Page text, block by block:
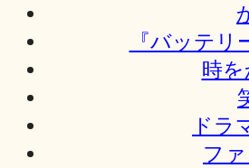
『バッテ
時
ドラ
フ